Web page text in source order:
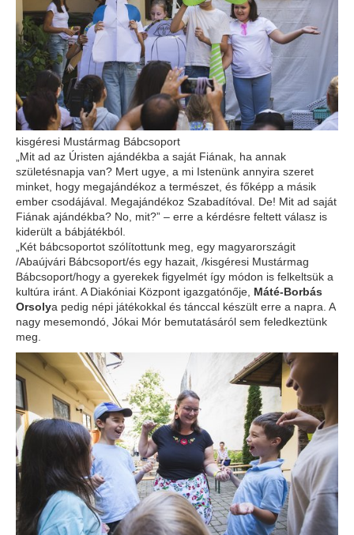
kisgéresi Mustármag Bábcsoport
„Mit ad az Úristen ajándékba a saját Fiának, ha annak
születésnapja van? Mert ugye, a mi Istenünk annyira szeret
minket, hogy megajándékoz a természet, és főképp a másik
ember csodájával. Megajándékoz Szabadítóval. De! Mit ad saját
Fiának ajándékba? No, mit?” – erre a kérdésre feltett válasz is
kiderült a bábjátékból.
„Két bábcsoportot szólítottunk meg, egy magyarországit
/Abaújvári Bábcsoport/és egy hazait, /kisgéresi Mustármag
Bábcsoport/hogy a gyerekek figyelmét így módon is felkeltsük a
kultúra iránt. A Diakóniai Központ igazgatónője, Máté-Borbás
Orsolya pedig népi játékokkal és tánccal készült erre a napra. A
nagy mesemondó, Jókai Mór bemutatásáról sem feledkeztünk
meg.